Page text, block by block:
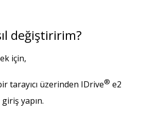
değiştiririm?
için,
tarayıcı üzerinden IDrive® e2
giriş yapın.